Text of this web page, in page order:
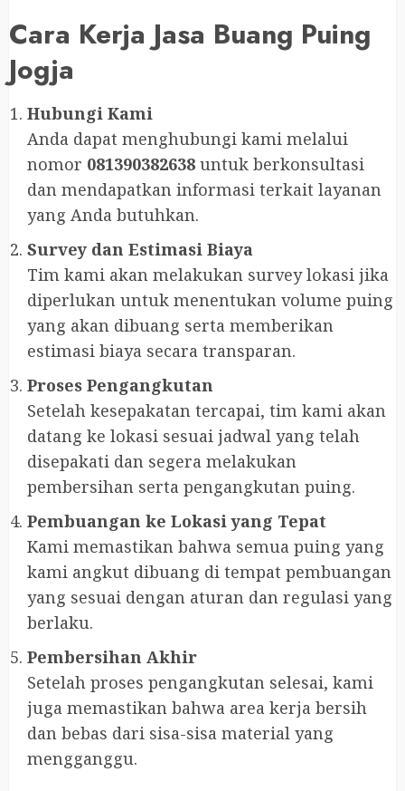
Cara Kerja Jasa Buang Puing
Jogja
Hubungi Kami
Anda dapat menghubungi kami melalui
nomor 081390382638 untuk berkonsultasi
dan mendapatkan informasi terkait layanan
yang Anda butuhkan.
Survey dan Estimasi Biaya
Tim kami akan melakukan survey lokasi jika
diperlukan untuk menentukan volume puing
yang akan dibuang serta memberikan
estimasi biaya secara transparan.
Proses Pengangkutan
Setelah kesepakatan tercapai, tim kami akan
datang ke lokasi sesuai jadwal yang telah
disepakati dan segera melakukan
pembersihan serta pengangkutan puing.
Pembuangan ke Lokasi yang Tepat
Kami memastikan bahwa semua puing yang
kami angkut dibuang di tempat pembuangan
yang sesuai dengan aturan dan regulasi yang
berlaku.
Pembersihan Akhir
Setelah proses pengangkutan selesai, kami
juga memastikan bahwa area kerja bersih
dan bebas dari sisa-sisa material yang
mengganggu.